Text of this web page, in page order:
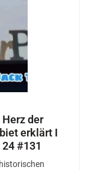
der
erklärt I
#131